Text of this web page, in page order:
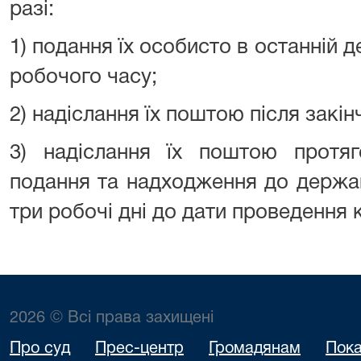
разі:
1) подання їх особисто в останній
робочого часу;
2) надіслання їх поштою після
3) надіслання їх поштою
подання та надходження до
три робочі дні до дати проведення
2026 © Всі права захищені
Про суд Прес-центр Громадянам